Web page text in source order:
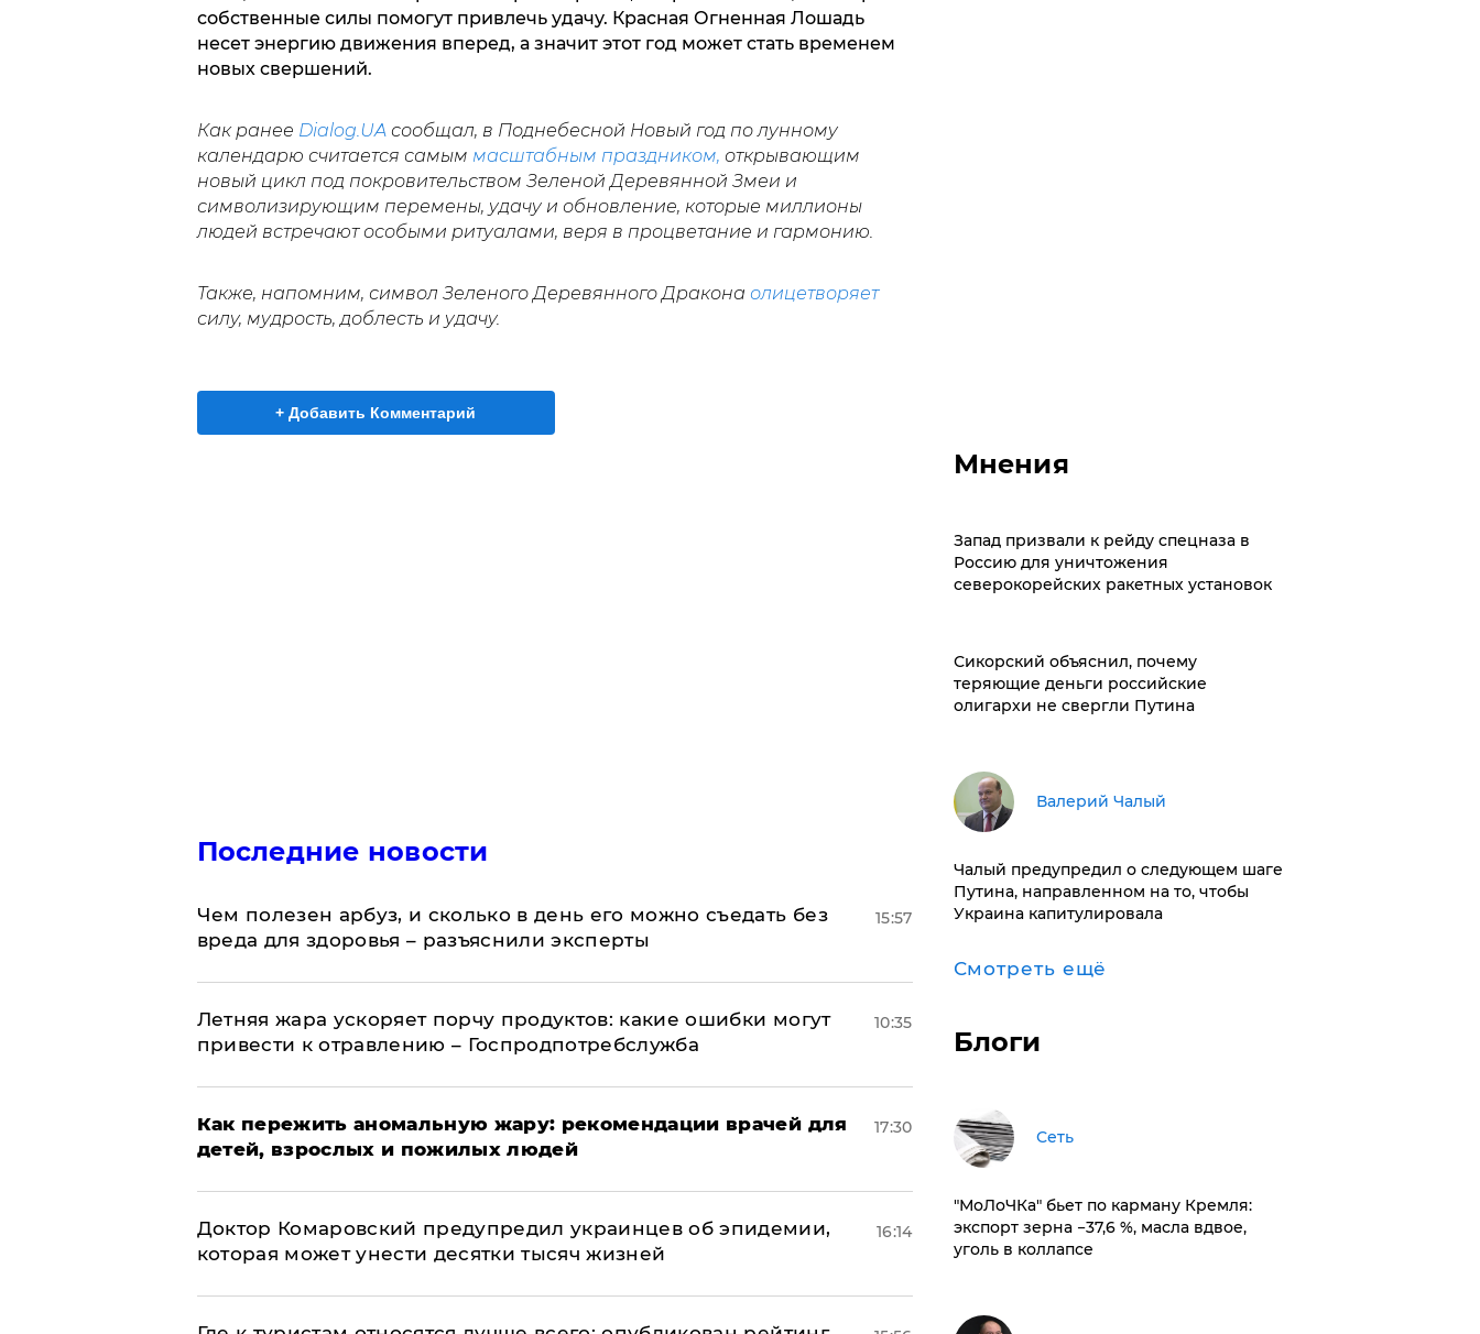
собственные силы помогут привлечь удачу. Красная Огненная Лошадь
несет энергию движения вперед, а значит этот год может стать временем
новых свершений.
Как ранее Dialog.UA сообщал, в Поднебесной Новый год по лунному
календарю считается самым масштабным праздником, открывающим
новый цикл под покровительством Зеленой Деревянной Змеи и
символизирующим перемены, удачу и обновление, которые миллионы
людей встречают особыми ритуалами, веря в процветание и гармонию.
Также, напомним, символ Зеленого Деревянного Дракона олицетворяет
силу, мудрость, доблесть и удачу.
+ Добавить Комментарий
Последние новости
Чем полезен арбуз, и сколько в день его можно съедать без
вреда для здоровья – разъяснили эксперты
15:57
Летняя жара ускоряет порчу продуктов: какие ошибки могут
привести к отравлению – Госпродпотребслужба
10:35
Как пережить аномальную жару: рекомендации врачей для
детей, взрослых и пожилых людей
17:30
Доктор Комаровский предупредил украинцев об эпидемии,
которая может унести десятки тысяч жизней
16:14
Мнения
Запад призвали к рейду спецназа в
Россию для уничтожения
северокорейских ракетных установок
Сикорский объяснил, почему
теряющие деньги российские
олигархи не свергли Путина
Валерий Чалый
Чалый предупредил о следующем шаге
Путина, направленном на то, чтобы
Украина капитулировала
Смотреть ещё
Блоги
Сеть
​"МоЛоЧКа" бьет по карману Кремля:
экспорт зерна −37,6 %, масла вдвое,
уголь в коллапсе